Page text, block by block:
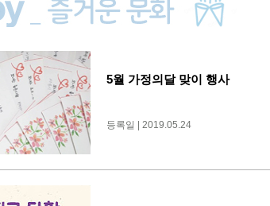
5월 가정의달 맞이 행사
등록일 | 2019.05.24